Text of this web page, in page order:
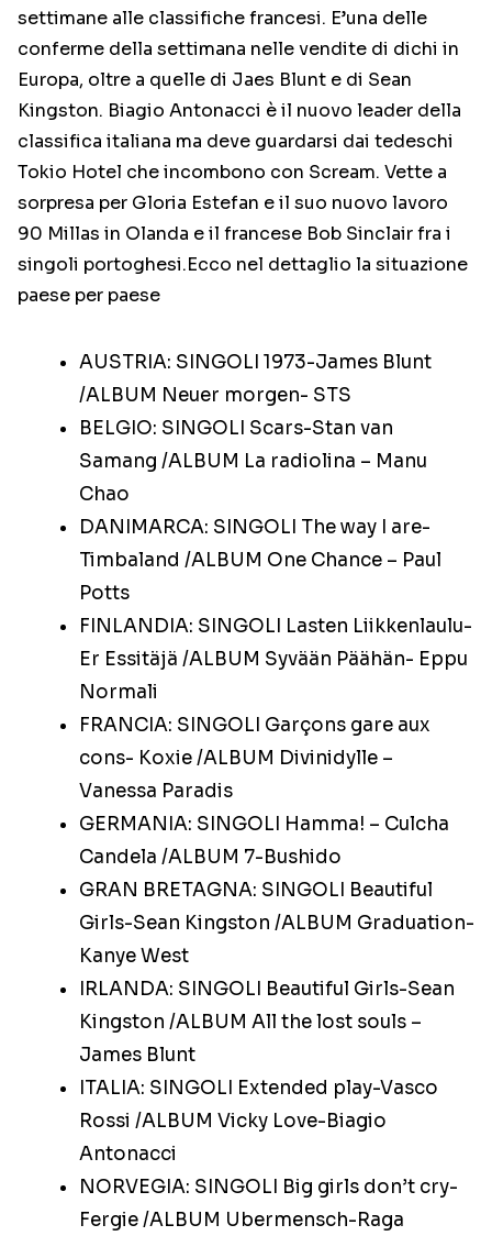
settimane alle classifiche francesi. E’una delle
conferme della settimana nelle vendite di dichi in
Europa, oltre a quelle di Jaes Blunt e di Sean
Kingston. Biagio Antonacci è il nuovo leader della
classifica italiana ma deve guardarsi dai tedeschi
Tokio Hotel che incombono con Scream. Vette a
sorpresa per Gloria Estefan e il suo nuovo lavoro
90 Millas in Olanda e il francese Bob Sinclair fra i
singoli portoghesi.Ecco nel dettaglio la situazione
paese per paese
AUSTRIA: SINGOLI 1973-James Blunt
/ALBUM Neuer morgen- STS
BELGIO: SINGOLI Scars-Stan van
Samang /ALBUM La radiolina – Manu
Chao
DANIMARCA: SINGOLI The way I are-
Timbaland /ALBUM One Chance – Paul
Potts
FINLANDIA: SINGOLI Lasten Liikkenlaulu-
Er Essitäjä /ALBUM Syvään Päähän- Eppu
Normali
FRANCIA: SINGOLI Garçons gare aux
cons- Koxie /ALBUM Divinidylle –
Vanessa Paradis
GERMANIA: SINGOLI Hamma! – Culcha
Candela /ALBUM 7-Bushido
GRAN BRETAGNA: SINGOLI Beautiful
Girls-Sean Kingston /ALBUM Graduation-
Kanye West
IRLANDA: SINGOLI Beautiful Girls-Sean
Kingston /ALBUM All the lost souls –
James Blunt
ITALIA: SINGOLI Extended play-Vasco
Rossi /ALBUM Vicky Love-Biagio
Antonacci
NORVEGIA: SINGOLI Big girls don’t cry-
Fergie /ALBUM Ubermensch-Raga